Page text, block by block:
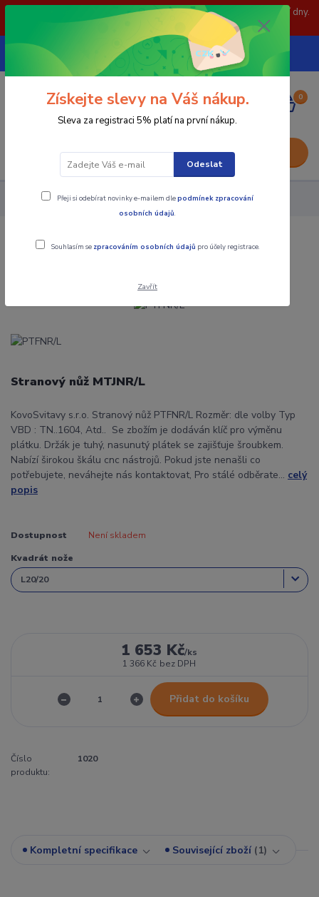
POZOR: 31.7 , 3.8 a 5.8- zavřeno. objednávky odešleme následující dny.
Děkujeme za pochopení.
CZK
739252246
(Po-Pá, 8-15 hod.)
0
0,00 Kč
Nástroje - Kovoobrábění PTFNR/L
PTFNR/L
Stranový nůž MTJNR/L
KovoSvitavy s.r.o. Stranový nůž PTFNR/L Rozměr: dle volby Typ
VBD : TN..1604, Atd.. Se zbožím je dodáván klíč pro výměnu
plátku. Držák je tuhý, nasunutý plátek se zajišťuje šroubkem.
Nabízí širokou škálu cnc nástrojů. Pokud jste nenašli co
potřebujete, neváhejte nás kontaktovat, Pro stálé odběrate... celý
popis
Dostupnost Není skladem
Kvadrát nože
1 653 Kč/ks
1 366 Kč bez DPH
Přidat do košíku
Číslo
produktu:
1020
Kompletní specifikace Související zboží 1
Získejte slevy na Váš nákup.
Sleva za registraci 5% platí na první nákup.
Odeslat
Přeji si odebírat novinky e-mailem dlepodmínek zpracování
osobních údajů.
Souhlasím se zpracováním osobních údajů pro účely registrace.
Zavřít